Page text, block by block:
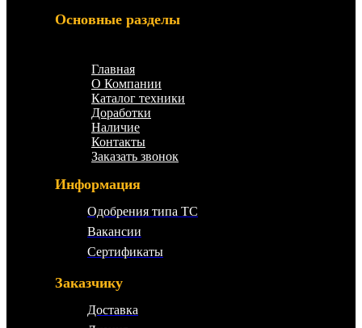
Основные разделы
Главная
О Компании
Каталог техники
Доработки
Наличие
Контакты
Заказать звонок
Информация
Одобрения типа ТС
Вакансии
Сертификаты
Заказчику
Доставка